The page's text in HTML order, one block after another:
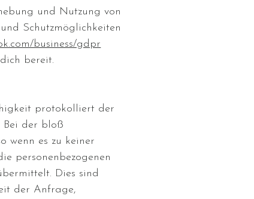
und Nutzung von
Schutzmöglichkeiten
business/gdpr
bereit.
protokolliert der
Bei der bloß
wenn es zu keiner
personenbezogenen
Dies sind
der Anfrage,